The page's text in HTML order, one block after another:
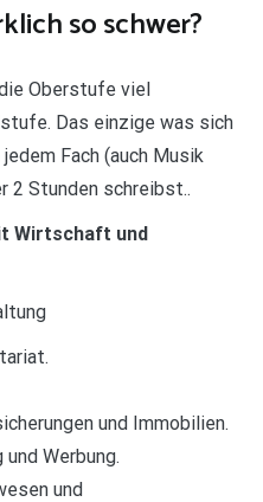
so schwer?
Oberstufe viel
Das einzige was sich
Fach (auch Musik
2 Stunden schreibst..
Wirtschaft und
und Immobilien.
Werbung.
und